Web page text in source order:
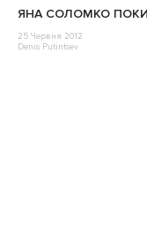
ЯНА СОЛОМКО
25 Червня 2012
Denis Putintsev